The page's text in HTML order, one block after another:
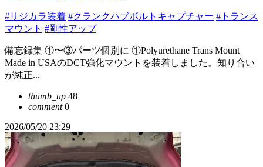
#リジカラ装着 #クランクハブボルトキャプチャー #トランス
マウント #剛性アップ
備忘録集 ①〜③パーツ個別に ①Polyurethane Trans Mount
Made in USAのDCT強化マウントを装着しました。知り合い
が純正...
thumb_up 48
comment0
2026/05/20 23:29